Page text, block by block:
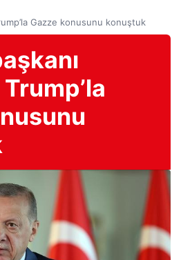
Gazze konusunu konuştuk